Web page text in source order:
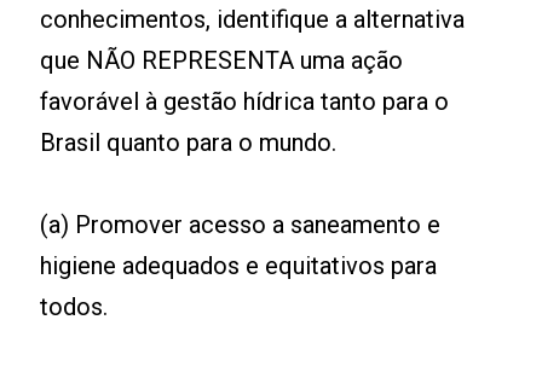
conhecimentos, identifique a alternativa
que NÃO REPRESENTA uma ação
favorável à gestão hídrica tanto para o
Brasil quanto para o mundo.
(a) Promover acesso a saneamento e
higiene adequados e equitativos para
todos.